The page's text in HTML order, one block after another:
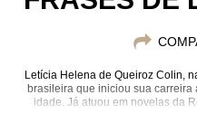
Letícia Helena de Queiroz Colin,
brasileira que iniciou sua carreira
idade. Já atuou em novelas da
peças teatrais, séries e